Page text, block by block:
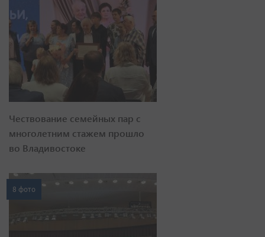
Чествование семейных пар с
многолетним стажем прошло
во Владивостоке
8 фото